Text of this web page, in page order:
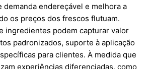
demanda endereçável e melhora a
os preços dos frescos flutuam.
ingredientes podem capturar valor
padronizados, suporte à aplicação
para clientes. À medida que
experiências diferenciadas, como